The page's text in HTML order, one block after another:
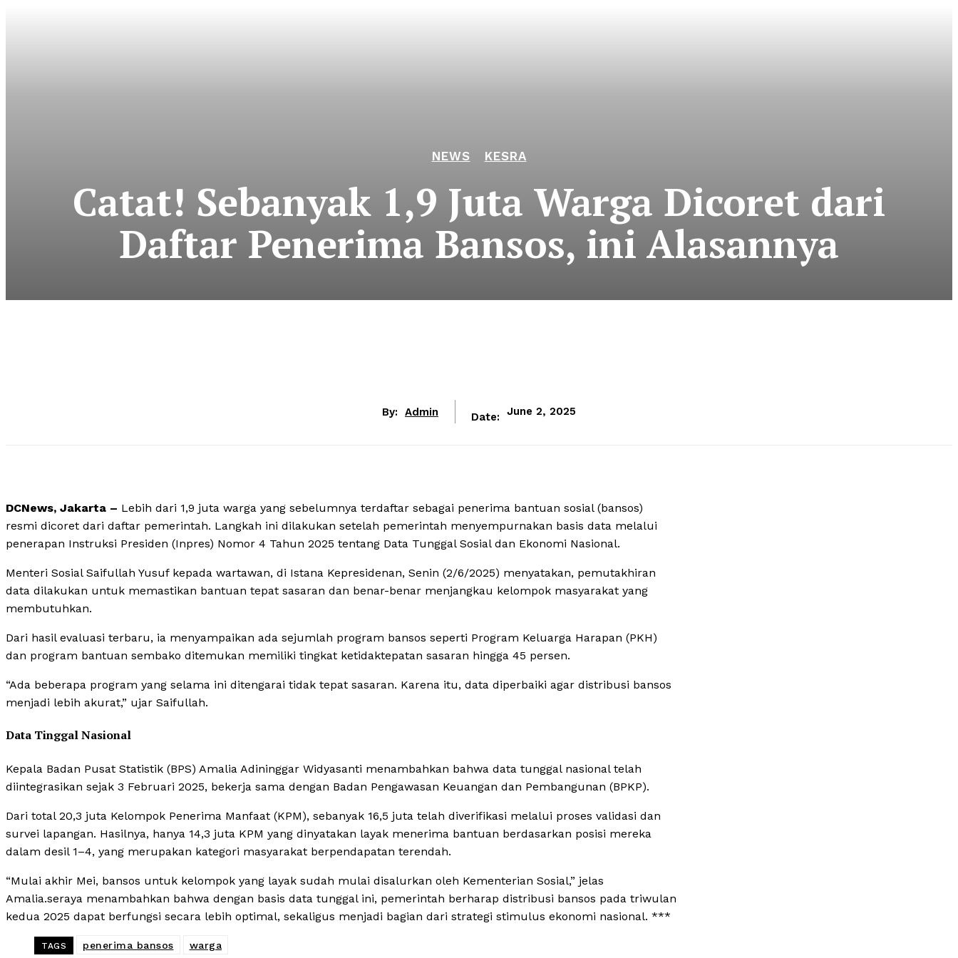
NEWS KESRA
Catat! Sebanyak 1,9 Juta Warga Dicoret dari
Daftar Penerima Bansos, ini Alasannya
By: Admin Date: June 2, 2025
DCNews, Jakarta – Lebih dari 1,9 juta warga yang sebelumnya terdaftar sebagai penerima bantuan sosial (bansos)
resmi dicoret dari daftar pemerintah. Langkah ini dilakukan setelah pemerintah menyempurnakan basis data melalui
penerapan Instruksi Presiden (Inpres) Nomor 4 Tahun 2025 tentang Data Tunggal Sosial dan Ekonomi Nasional.
Menteri Sosial Saifullah Yusuf kepada wartawan, di Istana Kepresidenan, Senin (2/6/2025) menyatakan, pemutakhiran
data dilakukan untuk memastikan bantuan tepat sasaran dan benar-benar menjangkau kelompok masyarakat yang
membutuhkan.
Dari hasil evaluasi terbaru, ia menyampaikan ada sejumlah program bansos seperti Program Keluarga Harapan (PKH)
dan program bantuan sembako ditemukan memiliki tingkat ketidaktepatan sasaran hingga 45 persen.
“Ada beberapa program yang selama ini ditengarai tidak tepat sasaran. Karena itu, data diperbaiki agar distribusi bansos
menjadi lebih akurat,” ujar Saifullah.
Data Tinggal Nasional
Kepala Badan Pusat Statistik (BPS) Amalia Adininggar Widyasanti menambahkan bahwa data tunggal nasional telah
diintegrasikan sejak 3 Februari 2025, bekerja sama dengan Badan Pengawasan Keuangan dan Pembangunan (BPKP).
Dari total 20,3 juta Kelompok Penerima Manfaat (KPM), sebanyak 16,5 juta telah diverifikasi melalui proses validasi dan
survei lapangan. Hasilnya, hanya 14,3 juta KPM yang dinyatakan layak menerima bantuan berdasarkan posisi mereka
dalam desil 1–4, yang merupakan kategori masyarakat berpendapatan terendah.
“Mulai akhir Mei, bansos untuk kelompok yang layak sudah mulai disalurkan oleh Kementerian Sosial,” jelas
Amalia.seraya menambahkan bahwa dengan basis data tunggal ini, pemerintah berharap distribusi bansos pada triwulan
kedua 2025 dapat berfungsi secara lebih optimal, sekaligus menjadi bagian dari strategi stimulus ekonomi nasional. ***
TAGS penerima bansos warga